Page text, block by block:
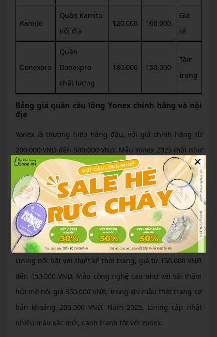
Kamito
Quần Kamito
nội địa
120.000 100.000
Giá
rẻ
Donexpro
Quần
Donexpro
chất lượng
180.000 150.000
Tầm
trung
Bảng giá quần cầu lông Yonex chính hãng và nội
địa
Yonex là thương hiệu hàng đầu, với giá chính hãng từ
200.000 VNĐ đến 500.000 VNĐ. Mẫu Yonex 2025 mới như
short mùa hè có giá khoảng 250.000 VNĐ, sử dụng công
nghệ Very Cool. Sản phẩm nội địa made in VN rẻ hơn,
khoảng 85.000-150.000 VNĐ, phù hợp người mới. So
sánh, chính hãng bền hơn nhưng giá cao gấp đôi.
Bảng giá quần cầu lông Lining thời trang và công
nghệ cao
Lining nổi bật với thiết kế thời trang, giá từ 150.000 VNĐ
đến 450.000 VNĐ. Mẫu công nghệ cao như với vải thấm
hút mồ hôi giá 350.000 VNĐ, trong khi mẫu thời trang cơ
bản khoảng 200.000 VNĐ. Năm 2025, Lining cập nhật
nhiều màu sắc mới, cạnh tranh tốt với Yonex.
×